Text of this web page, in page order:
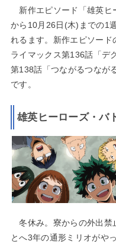
新作エピソード「雄英ヒ
から10月26日(木)までの1
れるます。新作エピソー
ライマックス第136話「デ
第138話「つながるつなが
です。
雄英ヒーローズ・バ
冬休み。寮からの外出禁
とへ3年の通形ミリオがや